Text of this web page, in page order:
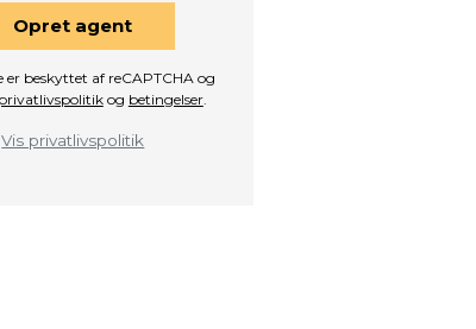
Opret agent
er beskyttet af reCAPTCHA og
privatlivspolitikog betingelser.
Vis privatlivspolitik